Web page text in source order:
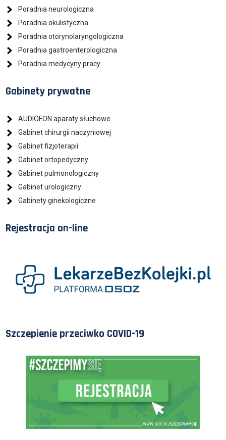
Poradnia neurologiczna
Poradnia okulistyczna
Poradnia otorynolaryngologiczna
Poradnia gastroenterologiczna
Poradnia medycyny pracy
Gabinety prywatne
AUDIOFON aparaty słuchowe
Gabinet chirurgii naczyniowej
Gabinet fizjoterapii
Gabinet ortopedyczny
Gabinet pulmonologiczny
Gabinet urologiczny
Gabinety ginekologiczne
Rejestracja on-line
Szczepienie przeciwko COVID-19